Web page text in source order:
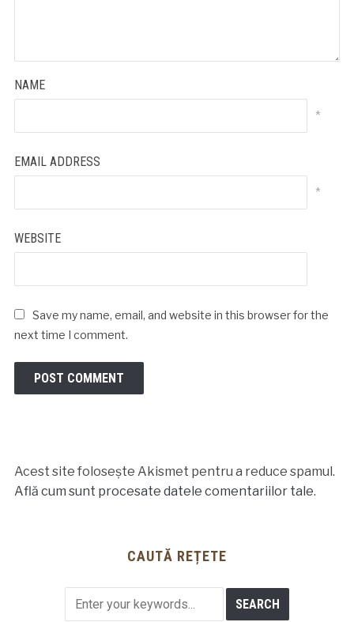
NAME
*
EMAIL ADDRESS
*
WEBSITE
Save my name, email, and website in this browser for the
next time I comment.
Acest site folosește Akismet pentru a reduce spamul.
Află cum sunt procesate datele comentariilor tale.
CAUTĂ REȚETE